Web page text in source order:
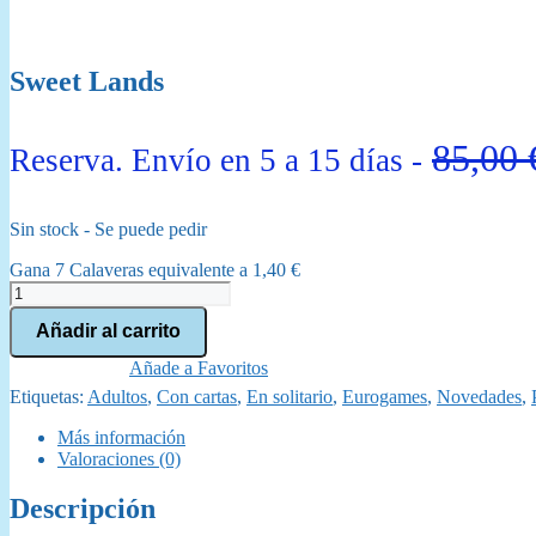
Sweet Lands
Reserva. Envío en 5 a 15 días - 85,00
Sin stock - Se puede pedir
Gana 7 Calaveras equivalente a 1,40 €
Sweet
Lands
cantidad
Añadir al carrito
Añade a Favoritos
Etiquetas: Adultos, Con cartas, En solitario, Eurogames, Novedades,
Más información
Valoraciones (0)
Descripción